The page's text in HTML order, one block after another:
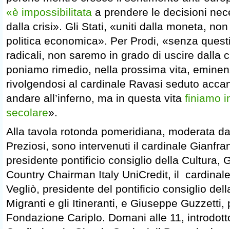
«è impossibilitata a prendere le decisioni
dalla crisi». Gli Stati, «uniti dalla moneta,
politica economica». Per Prodi, «senza
radicali, non saremo in grado di uscire dalla
poniamo rimedio, nella prossima vita,
rivolgendosi al cardinale Ravasi seduto
andare all’inferno, ma in questa vita finiamo
secolare».
Alla tavola rotonda pomeridiana, moderata
Preziosi, sono intervenuti il cardinale
presidente pontificio consiglio della Cultura,
Country Chairman Italy UniCredit, il
Vegliò, presidente del pontificio consiglio
Migranti e gli Itineranti, e Giuseppe Guzzetti,
Fondazione Cariplo. Domani alle 11,